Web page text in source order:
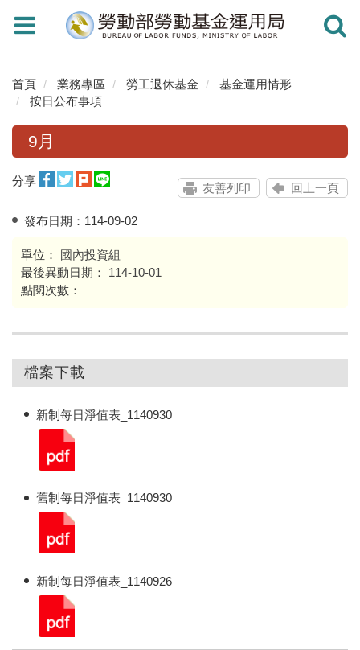
Toggle
navigation
Toggle
首頁 業務專區 勞工退休基金
基金運用情形
按日公布事項
9月
分享
友善列印 回上一頁
發布日期： 114-09-02
單位：
國內投資組
最後異動日期：
114-10-01
點閱次數：
檔案下載
新制每日淨值表_1140930
舊制每日淨值表_1140930
新制每日淨值表_1140926